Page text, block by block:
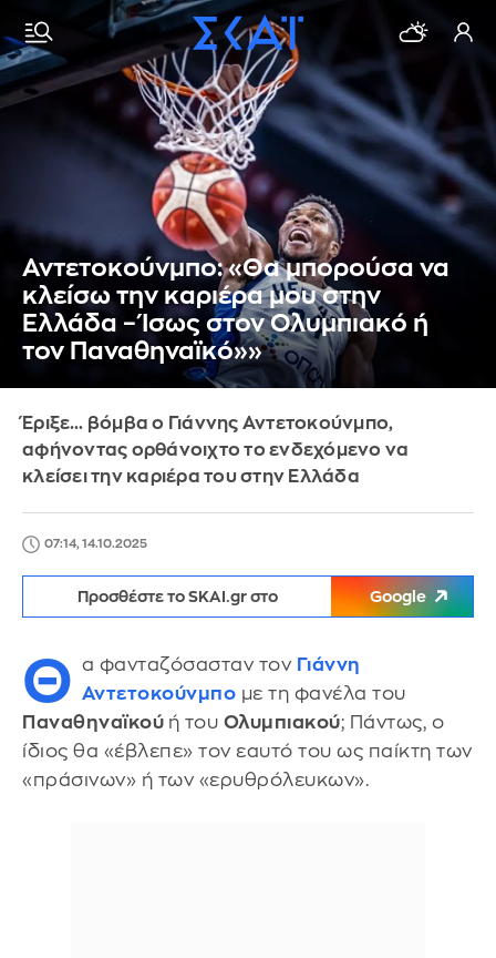
Αντετοκούνμπο: «Θα μπορούσα να
κλείσω την καριέρα μου στην
Ελλάδα – Ίσως στον Ολυμπιακό ή
τον Παναθηναϊκό»»
Έριξε… βόμβα ο Γιάννης Αντετοκούνμπο,
αφήνοντας ορθάνοιχτο το ενδεχόμενο να
κλείσει την καριέρα του στην Ελλάδα
07:14, 14.10.2025
Προσθέστε το SKAI.gr στο Google
Θ α φανταζόσασταν τον Γιάννη
Αντετοκούνμπο με τη φανέλα του
Παναθηναϊκού ή του Ολυμπιακού; Πάντως, ο
ίδιος θα «έβλεπε» τον εαυτό του ως παίκτη των
«πράσινων» ή των «ερυθρόλευκων».